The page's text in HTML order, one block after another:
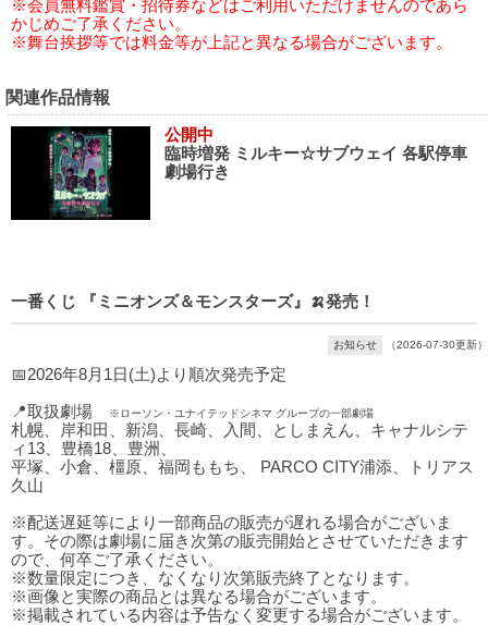
※会員無料鑑賞・招待券などはご利用いただけませんのであら
かじめご了承ください。
※舞台挨拶等では料金等が上記と異なる場合がございます。
関連作品情報
公開中
臨時増発 ミルキー☆サブウェイ 各駅停車
劇場行き
一番くじ 『ミニオンズ＆モンスターズ』🍌発売！
お知らせ （2026-07-30更新）
📅2026年8月1日(土)より順次発売予定
📍取扱劇場 ※ローソン・ユナイテッドシネマ グループの一部劇場
札幌、岸和田、新潟、長崎、入間、としまえん、キャナルシテ
ィ13、豊橋18、豊洲、
平塚、小倉、橿原、福岡ももち、 PARCO CITY浦添、トリアス
久山
※配送遅延等により一部商品の販売が遅れる場合がございま
す。その際は劇場に届き次第の販売開始とさせていただきます
ので、何卒ご了承ください。
※数量限定につき、なくなり次第販売終了となります。
※画像と実際の商品とは異なる場合がございます。
※掲載されている内容は予告なく変更する場合がございます。